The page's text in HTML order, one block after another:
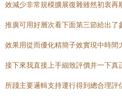
效減少非常規模擴展復雜雖然初衷再
推廣可用好層次看下面第三節給出了
效果用從而優化精簡子效實現中時間
接下來我直接上手細致評價并一下真
所踐主要邏輯支持運行得到總合理